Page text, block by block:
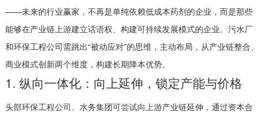
——未来的行业赢家，不再是单纯依赖低成本药剂的企业，而是那些
能够在产业链上游建立话语权、构建可持续发展模式的企业。污水厂
和环保工程公司需跳出“被动应对”的思维，主动布局，从产业链整合、
商业模式创新两个维度，构建长期降本优势。
1. 纵向一体化：向上延伸，锁定产能与价格
头部环保工程公司、水务集团可尝试向上游产业链延伸，通过资本合